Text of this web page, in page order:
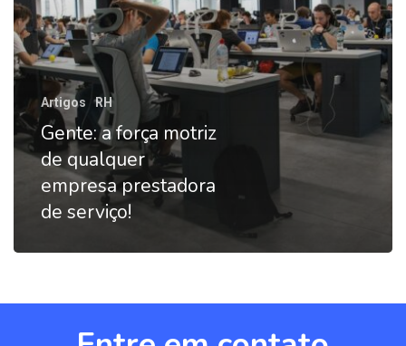
prestadora
de
serviço!
Artigos RH
Gente: a força motriz
de qualquer
empresa prestadora
de serviço!